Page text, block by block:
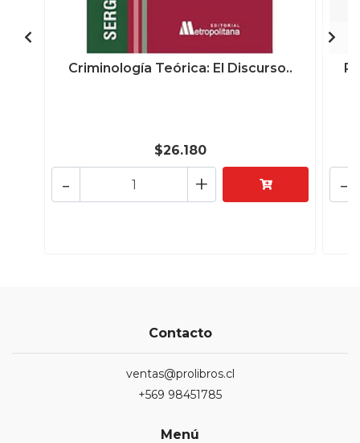
Criminología Teórica: El Discurso..
$26.180
+
- -
Contacto
ventas@prolibros.cl
+569 98451785
Menú